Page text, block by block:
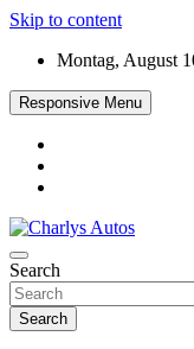
Skip to content
Montag, August
Responsive Menu
Charlys Autos
Das neue Automagazin
Search
Search